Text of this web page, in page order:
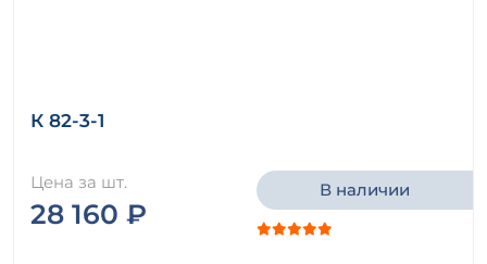
К 82-3-1
Цена за шт.
28 160 ₽
В наличии